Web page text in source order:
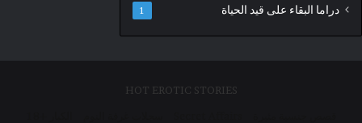
دراما البقاء على قيد الحياة 1
HOT EROTIC STORIES